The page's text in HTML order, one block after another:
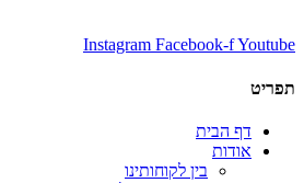
Instagram Facebook-fYoutube
תפריט
דף הבית
אודות
בין לקוחותינו